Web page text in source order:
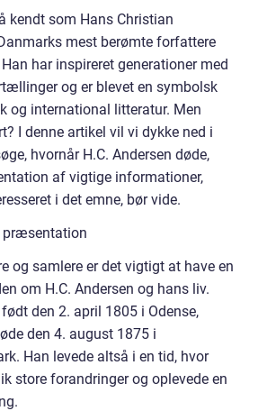
kendt som Hans Christian
mest berømte forfattere
har inspireret generationer med
og er blevet en symbolsk
og international litteratur. Men
I denne artikel vil vi dykke ned i
hvornår H.C. Andersen døde,
af vigtige informationer,
i det emne, bør vide.
præsentation
og samlere er det vigtigt at have en
om H.C. Andersen og hans liv.
den 2. april 1805 i Odense,
den 4. august 1875 i
Han levede altså i en tid, hvor
store forandringer og oplevede en